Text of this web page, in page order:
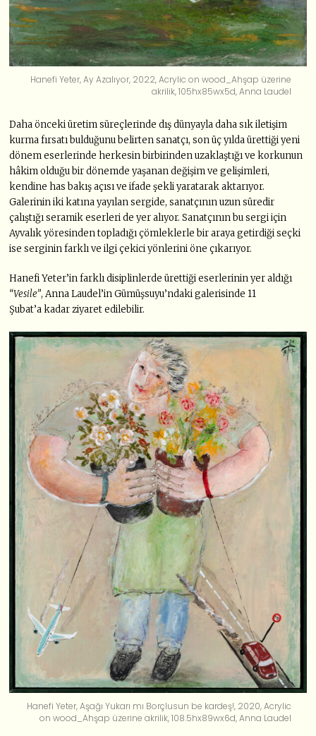
Hanefi Yeter, Ay Azalıyor, 2022, Acrylic on wood_Ahşap üzerine
akrilik, 105hx85wx5d, Anna Laudel
Daha önceki üretim süreçlerinde dış dünyayla daha sık iletişim
kurma fırsatı bulduğunu belirten sanatçı, son üç yılda ürettiği yeni
dönem eserlerinde herkesin birbirinden uzaklaştığı ve korkunun
hâkim olduğu bir dönemde yaşanan değişim ve gelişimleri,
kendine has bakış açısı ve ifade şekli yaratarak aktarıyor.
Galerinin iki katına yayılan sergide, sanatçının uzun süredir
çalıştığı seramik eserleri de yer alıyor. Sanatçının bu sergi için
Ayvalık yöresinden topladığı çömleklerle bir araya getirdiği seçki
ise serginin farklı ve ilgi çekici yönlerini öne çıkarıyor.
Hanefi Yeter’in farklı disiplinlerde ürettiği eserlerinin yer aldığı
“Vesile”, Anna Laudel’in Gümüşsuyu’ndaki galerisinde 11
Şubat’a kadar ziyaret edilebilir.
Hanefi Yeter, Aşağı Yukarı mı Borçlusun be kardeş!, 2020, Acrylic
on wood_Ahşap üzerine akrilik, 108.5hx89wx6d, Anna Laudel